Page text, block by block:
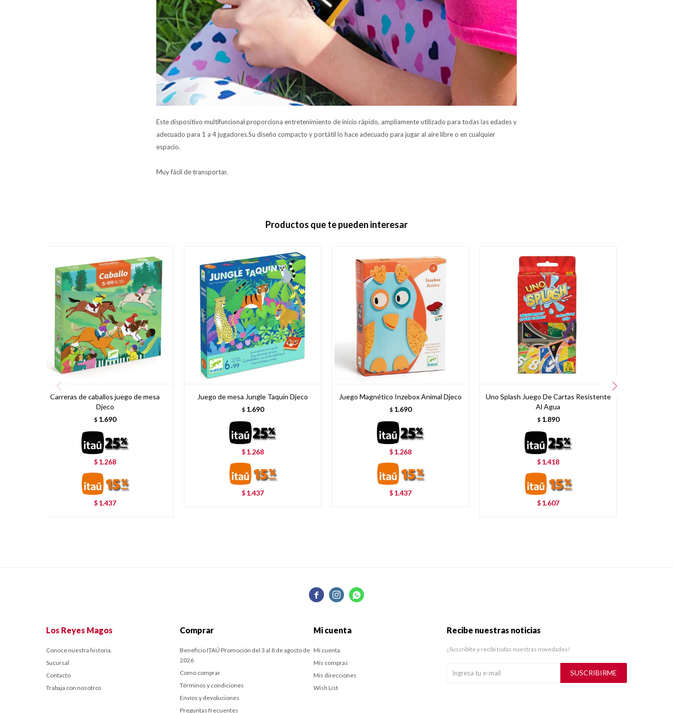
Este dispositivo multifuncional proporciona entretenimiento de inicio rápido, ampliamente utilizado para todas las edades y
adecuado para 1 a 4 jugadores.Su diseño compacto y portátil lo hace adecuado para jugar al aire libre o en cualquier
espacio.
Muy fácil de transportar.
Productos que te pueden interesar
Carreras de caballos juego de mesa
Djeco
$ 1.690
$ 1.268
$ 1.437
Juego de mesa Jungle Taquín Djeco
$ 1.690
$ 1.268
$ 1.437
Juego Magnético Inzebox Animal Djeco
$ 1.690
$ 1.268
$ 1.437
Uno Splash Juego De Cartas Resistente
Al Agua
$ 1.890
$ 1.418
$ 1.607
  
Los Reyes Magos
Conoce nuestra historia.
Sucursal
Contacto
Trabaja con nosotros
Comprar
Beneficio ITAÚ Promoción del 3 al 8 de agosto de
2026
Como comprar
Términos y condiciones
Envíos y devoluciones
Preguntas frecuentes
Mi cuenta
Mi cuenta
Mis compras
Mis direcciones
Wish List
Recibe nuestras noticias
¡Suscribite y recibí todas nuestras novedades!
SUSCRIBIRME